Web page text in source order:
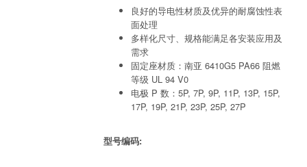
良好的导电性材质及优异的耐腐蚀性表
面处理
多样化尺寸、规格能满足各安装应用及
需求
固定座材质：南亚 6410G5 PA66 阻燃
等级 UL 94 V0
电极 P 数：5P, 7P, 9P, 11P, 13P, 15P,
17P, 19P, 21P, 23P, 25P, 27P
型号编码: